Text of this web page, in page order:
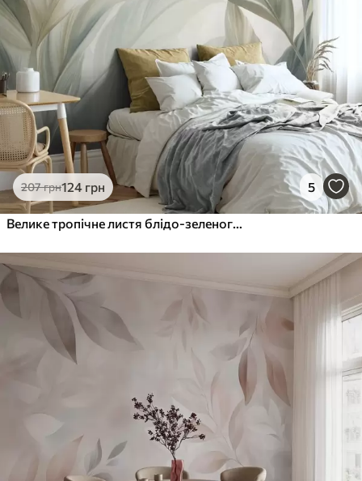
207грн124 грн 5
Велике тропічне листя блідо-зеленого кольору з ніжними пастельними відтінками та фактурним малюнком